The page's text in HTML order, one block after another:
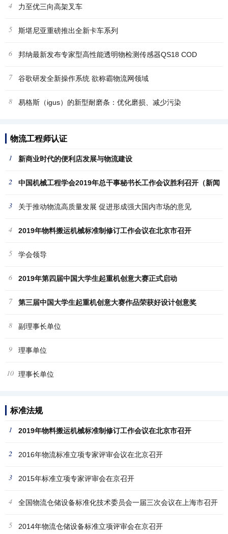
挑选
4 力至优三向高架叉车
5 斯堪尼亚重磅推出全新卡车系列
6 邦纳最新发布专家型高性能透明物检测传感器QS18 COD
7 谷歌研发全新操作系统 欲称霸物流网领域
8 易格斯（igus）的新型耐磨条：优化磨损、减少污染
物流工程师认证
1 新商业时代的便利店发展与物流建设
2 中国机械工程学会2019年总干事秘书长工作会议胜利召开（新闻
稿
3 关于推动物流高质量发展 促进形成强大国内市场的意见
4 2019年物料搬运机械标准制修订工作会议在北京市召开
5 学会领导
6 2019年第四届中国大学生起重机创意大赛正式启动
7 第三届中国大学生起重机创意大赛作品荣获好设计创意奖
8 副理事长单位
9 理事单位
10 理事长单位
标准法规
1 2019年物料搬运机械标准制修订工作会议在北京市召开
2 2016年物流标准立项专家评审会议在北京召开
3 2015年标准立项专家评审会在京召开
4 全国物流仓储设备标准化技术委员会一届三次会议在上海市召开
5 2014年物流仓储设备标准立项评审会在京召开